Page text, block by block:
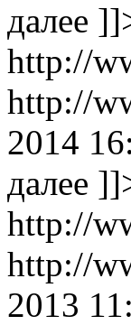
далее
http://
http://
2014
далее
http://
http://
2013